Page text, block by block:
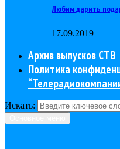
Любим дарить
17.09.2019
Архив выпусков СТВ
Политика
Искать: